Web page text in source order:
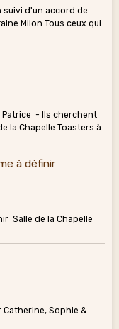
suivi d'un accord de
Milon Tous ceux qui
Patrice - Ils cherchent
la Chapelle Toasters à
à définir
Salle de la Chapelle
Sophie &